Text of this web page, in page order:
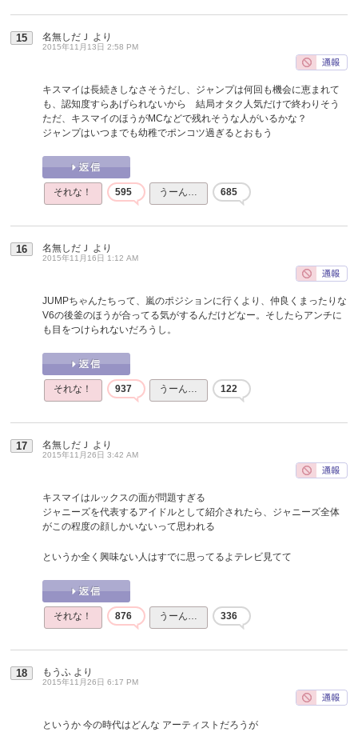
15 名無しだＪ より
2015年11月13日 2:58 PM
キスマイは長続きしなさそうだし、ジャンプは何回も機会に恵まれて
も、認知度すらあげられないから 結局オタク人気だけで終わりそう
ただ、キスマイのほうがMCなどで残れそうな人がいるかな？
ジャンプはいつまでも幼稚でポンコツ過ぎるとおもう
それな！ 595 うーん… 685
16 名無しだＪ より
2015年11月16日 1:12 AM
JUMPちゃんたちって、嵐のポジションに行くより、仲良くまったりな
V6の後釜のほうが合ってる気がするんだけどなー。そしたらアンチに
も目をつけられないだろうし。
それな！ 937 うーん… 122
17 名無しだＪ より
2015年11月26日 3:42 AM
キスマイはルックスの面が問題すぎる
ジャニーズを代表するアイドルとして紹介されたら、ジャニーズ全体
がこの程度の顔しかいないって思われる
というか全く興味ない人はすでに思ってるよテレビ見てて
それな！ 876 うーん… 336
18 もうふ より
2015年11月26日 6:17 PM
というか 今の時代はどんな アーティストだろうが